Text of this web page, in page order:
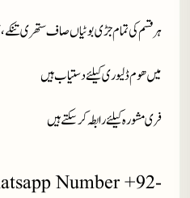
ہر قسم کی تمام جڑی بوٹیاں صاف ستھری تنکے،
میں ھوم ڈلیوری کیلئے دستیاب ہیں
فری مشورہ کیلئے رابطہ کر سکتے ہیں
Number +92-